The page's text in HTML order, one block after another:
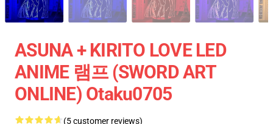
ASUNA + KIRITO LOVE LED
ANIME 램프 (SWORD ART
ONLINE) Otaku0705
(5 customer reviews)